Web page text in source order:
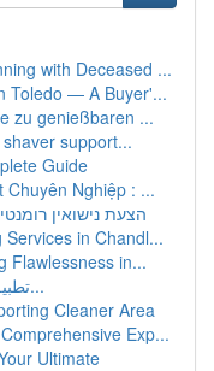
with Deceased ...
Toledo — A Buyer'...
zu genießbaren ...
support...
Guide
Chuyên Nghiệp : ...
הצעת נישואין
in Chandl...
Flawlessness in...
تطبيق المعاون حِلة كامل لـ تدبير التّ...
Cleaner Area
Exp...
Ultimate